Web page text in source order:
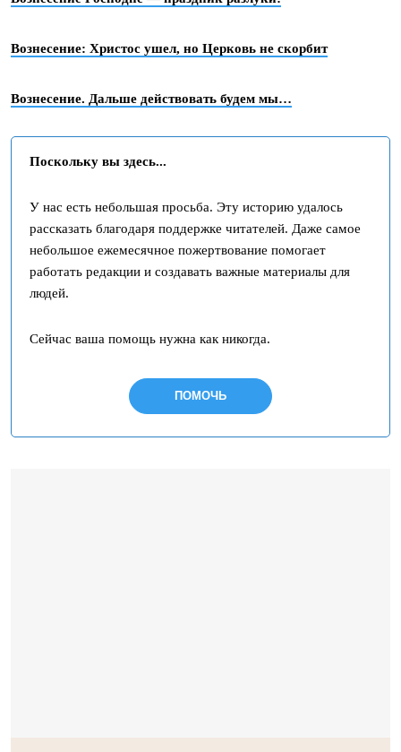
Вознесение: Христос ушел, но Церковь не скорбит
Вознесение. Дальше действовать будем мы…
Поскольку вы здесь...
У нас есть небольшая просьба. Эту историю удалось
рассказать благодаря поддержке читателей. Даже самое
небольшое ежемесячное пожертвование помогает
работать редакции и создавать важные материалы для
людей.
Сейчас ваша помощь нужна как никогда.
ПОМОЧЬ